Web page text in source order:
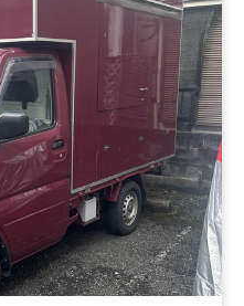
ソーダ、ソフトドリンク、